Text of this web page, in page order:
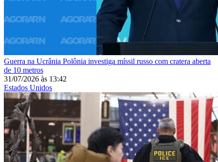
Guerra na Ucrânia Polônia investiga míssil russo com cratera aberta
de 10 metros
31/07/2026 às 13:42
Estados Unidos